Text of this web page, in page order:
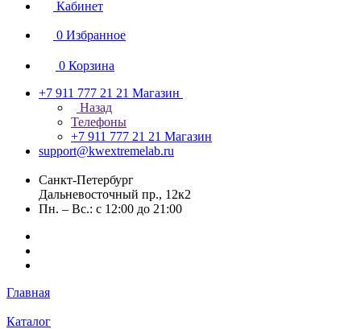
Кабинет
0 Избранное
0 Корзина
+7 911 777 21 21 Магазин
Назад
Телефоны
+7 911 777 21 21 Магазин
support@kwextremelab.ru
Санкт-Петербург
Дальневосточный пр., 12к2
Пн. – Вс.: с 12:00 до 21:00
Главная
Каталог